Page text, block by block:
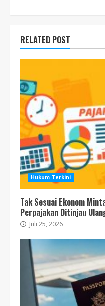
RELATED POST
Hukum Terkini
Tak Sesuai Ekonom
Perpajakan Ditinjau
Juli 25, 2026